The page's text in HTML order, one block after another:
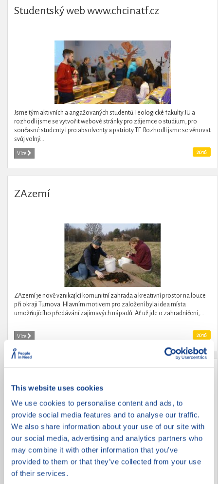
This website uses cookies
We use cookies to personalise content and ads, to
provide social media features and to analyse our traffic.
We also share information about your use of our site with
our social media, advertising and analytics partners who
may combine it with other information that you’ve
provided to them or that they’ve collected from your use
of their services.
Studentský web www.chcinatf.cz
Jsme tým aktivních a angažovaných studentů Teologické fakulty JU a
rozhodli jsme se vytvořit webové stránky pro zájemce o studium, pro
současné studenty i pro absolventy a patrioty TF. Rozhodli jsme se věnovat
svůj volný...
Více 2016
ZAzemí
ZAzemí je nově vznikající komunitní zahrada a kreativní prostor na louce
při okraji Turnova. Hlavním motivem pro založení byla idea místa
umožňujícího předávání zajímavých nápadů. Ať už jde o zahradničení,...
Více 2016